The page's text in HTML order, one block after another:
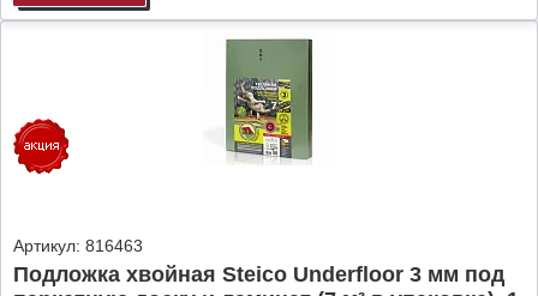
Артикул: 816463
Подложка хвойная Steico Underfloor 3 мм под